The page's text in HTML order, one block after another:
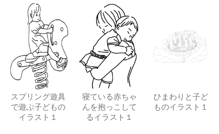
スプリング遊具
で遊ぶ子どもの
イラスト１
寝ている赤ちゃ
んを抱っこして
るイラスト１
ひまわりと子ど
ものイラスト１